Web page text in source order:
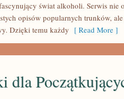
świat alkoholi. Serwis nie
opisów popularnych trunków,
Dzięki temu każdy [ Read More ]
dla